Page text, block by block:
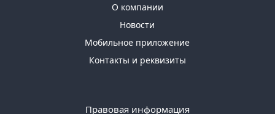
О компании
Новости
Мобильное приложение
Контакты и реквизиты
Правовая информация